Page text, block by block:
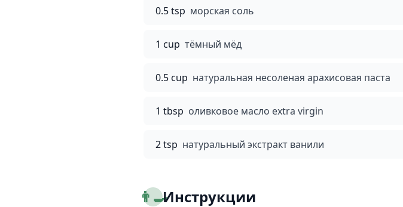
0.5 tsp морская соль
1 cup тёмный мёд
0.5 cup натуральная несоленая арахисовая паста
1 tbsp оливковое масло extra virgin
2 tsp натуральный экстракт ванили
👨‍🍳Инструкции